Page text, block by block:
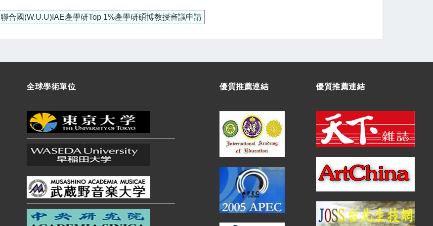
聯合國(W.U.U)IAE產學研Top 1%產學研碩博教授審議申請
全球學術單位 優質推薦連結 優質推薦連結